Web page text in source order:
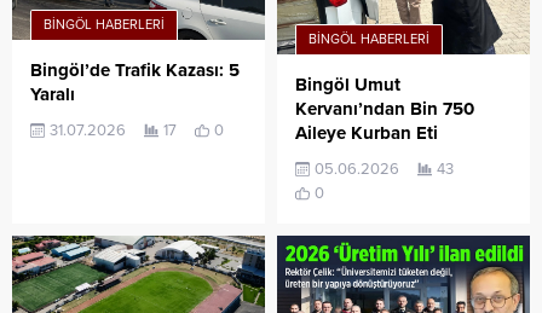
BINGÖL HABERLERI
Bingöl’de Trafik Kazası: 5
Yaralı
31.07.2026 17 0
BINGÖL HABERLERI
Bingöl Umut
Kervanı’ndan Bin 750
Aileye Kurban Eti
05.06.2026
43
0